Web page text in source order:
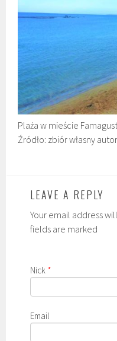
Plaża w mieście
Źródło: zbiór własny
LEAVE A REPLY
Your email address
fields are marked
Nick *
Email